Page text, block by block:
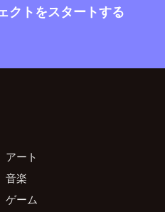
クトをスタートする
アート
音楽
ゲーム